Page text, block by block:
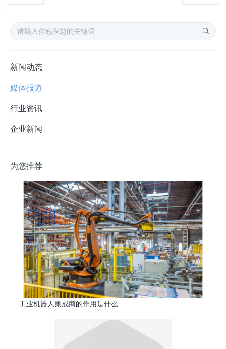
新闻动态
媒体报道
行业资讯
企业新闻
为您推荐
工业机器人集成商的作用是什么